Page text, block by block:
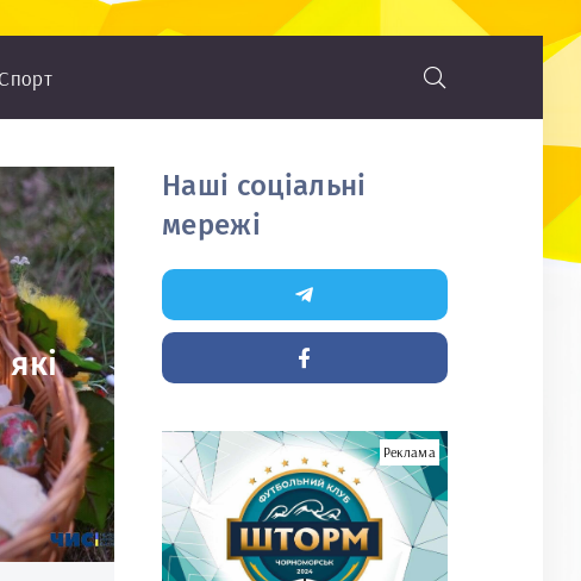
Наші соціальні
мережі
Реклама